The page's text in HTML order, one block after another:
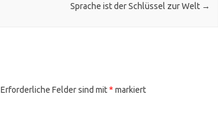
Sprache ist der Schlüssel zur Welt →
Erforderliche Felder sind mit* markiert